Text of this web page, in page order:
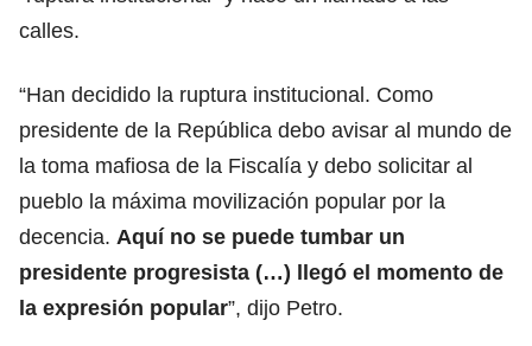
calles.
“Han decidido la ruptura institucional. Como
presidente de la República debo avisar al mundo de
la toma mafiosa de la Fiscalía y debo solicitar al
pueblo la máxima movilización popular por la
decencia. Aquí no se puede tumbar un
presidente progresista (…) llegó el momento de
la expresión popular”, dijo Petro.